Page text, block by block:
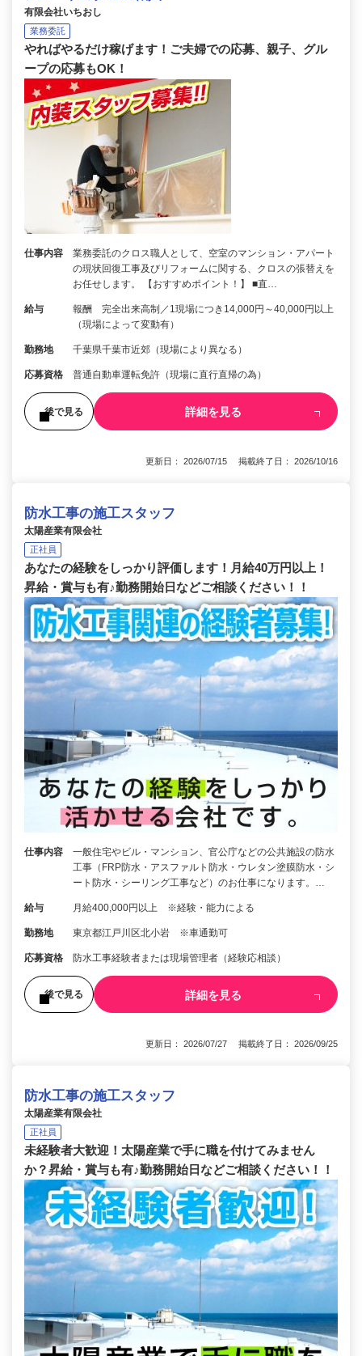
有限会社いちおし
業務委託
やればやるだけ稼げます！ご夫婦での応募、親子、グル
ープの応募もOK！
仕事内容
業務委託のクロス職人として、空室のマンション・アパート
の現状回復工事及びリフォームに関する、クロスの張替えを
お任せします。 【おすすめポイント！】 ■直…
給与
報酬 完全出来高制／1現場につき14,000円～40,000円以上
（現場によって変動有）
勤務地 千葉県千葉市近郊（現場により異なる）
応募資格 普通自動車運転免許（現場に直行直帰の為）
後で見る 詳細を見る
更新日： 2026/07/15 掲載終了日： 2026/10/16
防水工事の施工スタッフ
太陽産業有限会社
正社員
あなたの経験をしっかり評価します！月給40万円以上！
昇給・賞与も有♪勤務開始日などご相談ください！！
仕事内容
一般住宅やビル・マンション、官公庁などの公共施設の防水
工事（FRP防水・アスファルト防水・ウレタン塗膜防水・シ
ート防水・シーリング工事など）のお仕事になります。…
給与 月給400,000円以上 ※経験・能力による
勤務地 東京都江戸川区北小岩 ※車通勤可
応募資格 防水工事経験者または現場管理者（経験応相談）
後で見る 詳細を見る
更新日： 2026/07/27 掲載終了日： 2026/09/25
防水工事の施工スタッフ
太陽産業有限会社
正社員
未経験者大歓迎！太陽産業で手に職を付けてみません
か？昇給・賞与も有♪勤務開始日などご相談ください！！